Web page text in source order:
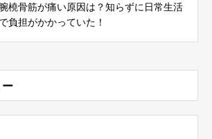
腕橈骨筋が痛い原因は？知らずに日常生活
で負担がかかっていた！
ー